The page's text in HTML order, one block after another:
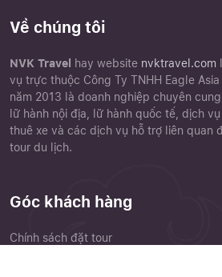
Về chúng tôi
NVK Travel hay website nvktravel.com
vụ trực thuộc Công Ty TNHH Eagle
năm 2013 là doanh nghiệp chuyên
lữ hành nội địa, lữ hành quốc tế, dịch
thuê xe và các dịch vụ hỗ trợ liên quan
tour du lịch.
Góc khách hàng
Chính sách đặt tour